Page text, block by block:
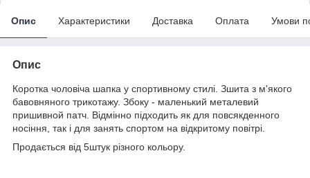
Опис Характеристики Доставка Оплата Умови
Опис
Коротка чоловіча шапка у спортивному стилі. Зшита з м'якого
бавовняного трикотажу. Збоку - маленький металевий
пришивной патч. Відмінно підходить як для повсякденного
носіння, так і для занять спортом на відкритому повітрі.
Продається від 5штук різного кольору.